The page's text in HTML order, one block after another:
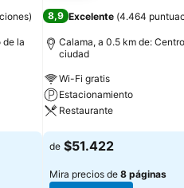
)
de la
8,9 Excelente (4.464
Calama, a 0.5 km de:
ciudad
Wi-Fi gratis
Estacionamiento
Restaurante
Ver precios
de $51.422
Mira precios de 8 páginas